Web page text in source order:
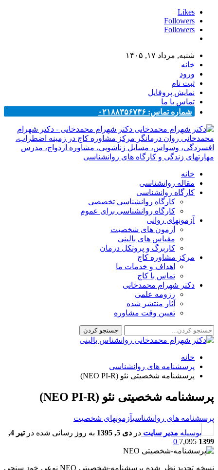
Likes
Followers
Followers
شنبه, مرداد ۱۷, ۱۴۰۵
خانه
ورود
ثبت نام
نمایش پروفایل
تماس با ما
شماره تماس: ۰۲۱۸۸۳۵۶۷۳۶
دکتر شهرام محمدخانی - دکتر شهرام
محمدخانی روان درمانگر مرکز مشاوره کاج در زمینه اضطراب،
افسردگی، وسواس، مسایل زناشویی، مشاوره ازدواج، مدرس
مهارتهای زندگی و کارگاه های روانشناسی
خانه
مقاله روانشناسی
کارگاه روانشناسی
کارگاه روانشناسی تخصصی
کارگاه روانشناسی برای عموم
آزمونهای روانی
آزمون های شخصیت
مقیاس های بالینی
کاربرگ و پروتکل درمان
مرکز مشاوره کاج
اهداف و خدمات ما
تماس با کاج
دکتر شهرام محمدخانی
رزومه علمی
آثار منتشر شده
تعیین وقت مشاوره
خانه
پرسشنامه های روانشناسی
پرسشنامه شخصیتی نئو (NEO PI-R)
پرسشنامه شخصیتی نئو (NEO PI-R)
پرسشنامه های روانشناسیآزمونهای شخصیت
بوسیله مدیر سایت در دی 5, 1395 به روز رسانی شده در
تیر 4,
1399
7,095
نسخه تجدید نظر شده پرسشنامه-شخصیتی NEO نوعی خود سنجی